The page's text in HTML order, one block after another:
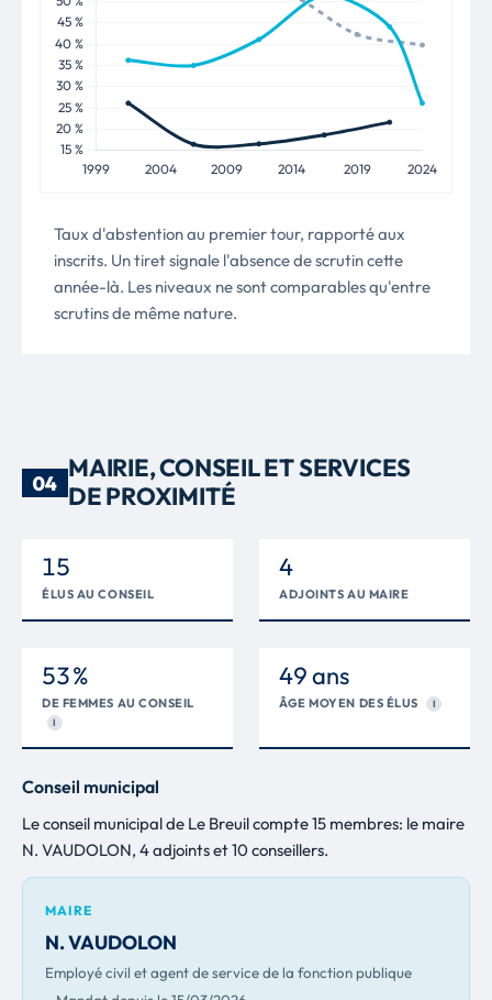
Taux d'abstention au premier tour, rapporté aux
inscrits. Un tiret signale l'absence de scrutin cette
année-là. Les niveaux ne sont comparables qu'entre
scrutins de même nature.
04
MAIRIE, CONSEIL ET SERVICES
DE PROXIMITÉ
15
ÉLUS AU CONSEIL
4
ADJOINTS AU MAIRE
53 %
DE FEMMES AU CONSEIL
I
49 ans
ÂGE MOYEN DES ÉLUS I
Conseil municipal
Le conseil municipal de Le Breuil compte 15 membres: le maire
N. VAUDOLON, 4 adjoints et 10 conseillers.
MAIRE
N. VAUDOLON
Employé civil et agent de service de la fonction publique